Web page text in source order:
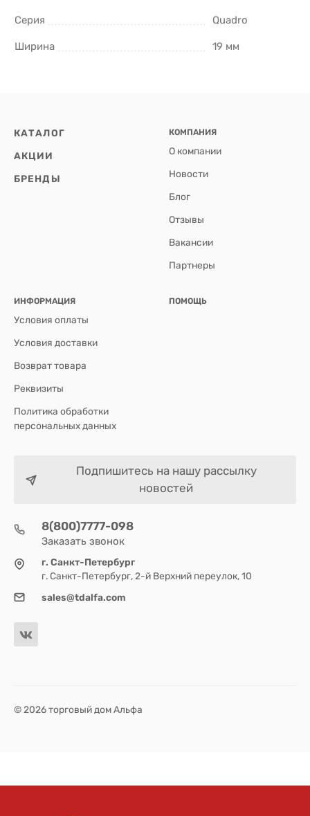
Серия Quadro
Ширина 19 мм
КАТАЛОГ
АКЦИИ
БРЕНДЫ
КОМПАНИЯ
О компании
Новости
Блог
Отзывы
Вакансии
Партнеры
ИНФОРМАЦИЯ
Условия оплаты
Условия доставки
Возврат товара
Реквизиты
Политика обработки
персональных данных
ПОМОЩЬ
Подпишитесь на нашу рассылку
новостей
8(800)7777-098
Заказать звонок
г. Санкт-Петербург
г. Санкт-Петербург, 2-й Верхний переулок, 10
sales@tdalfa.com
© 2026 торговый дом Альфа